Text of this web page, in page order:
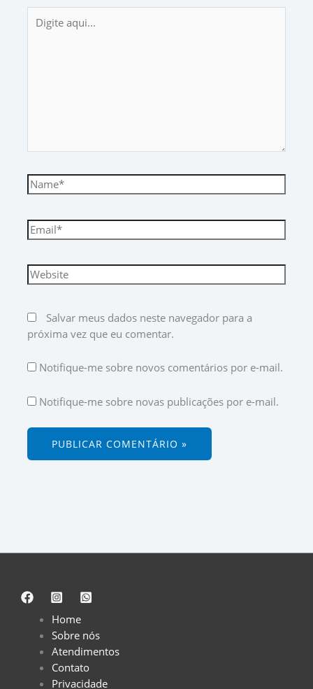
Salvar meus dados neste navegador para a
próxima vez que eu comentar.
Notifique-me sobre novos comentários por e-mail.
Notifique-me sobre novas publicações por e-mail.
Home
Sobre nós
Atendimentos
Contato
Privacidade